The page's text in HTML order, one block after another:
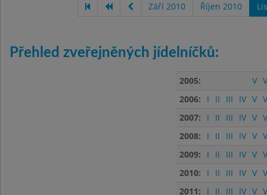
Září 2010 Říjen 2010
Přehled zveřejněných jídelníčků:
2005: V
2006:
I II III IV V
2007:
I II III IV V
2008:
I II III IV V
2009:
I II III IV V
2010:
I II III IV V
2011:
I II III IV V